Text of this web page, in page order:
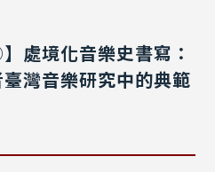
處境化音樂史書寫：
灣音樂研究中的典範